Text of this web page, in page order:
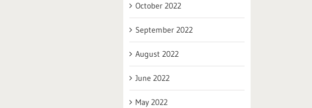
October 2022
September 2022
August 2022
June 2022
May 2022